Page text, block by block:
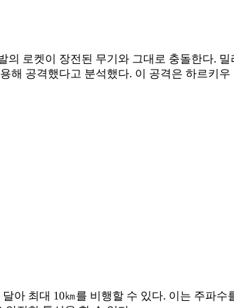
로켓이 장전된 무기와 그대로 충돌한다.
공격했다고 분석했다. 이 공격은 하르키
아 최대 10㎞를 비행할 수 있다. 이는 주파